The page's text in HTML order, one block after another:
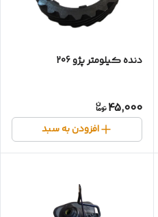
دنده کیلومتر پژو 206
45,000
افزودن به سبد